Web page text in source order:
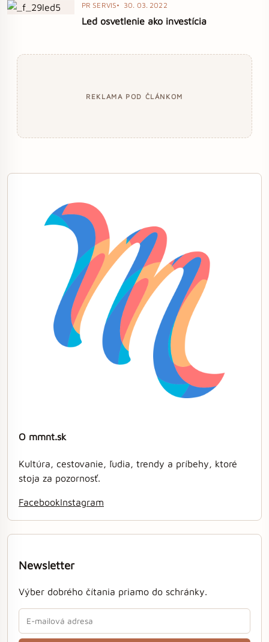
PR SERVIS 30. 03. 2022
Led osvetlenie ako investícia
REKLAMA POD ČLÁNKOM
O mmnt.sk
Kultúra, cestovanie, ľudia, trendy a príbehy, ktoré
stoja za pozornosť.
FacebookInstagram
Newsletter
Výber dobrého čítania priamo do schránky.